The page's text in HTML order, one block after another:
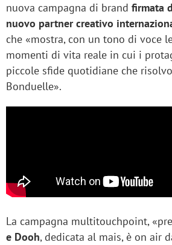
nuova campagna di brand firmata
nuovo partner creativo
che «mostra, con un tono di voce
momenti di vita reale in cui i
piccole sfide quotidiane che
Bonduelle».
La campagna multitouchpoint,
e Dooh, dedicata al mais, è on air